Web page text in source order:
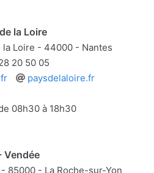
la Loire
Loire - 44000 - Nantes
20 50 05
Site
paysdelaloire.fr
08h30 à 18h30
Vendée
85000 - La Roche-sur-Yon